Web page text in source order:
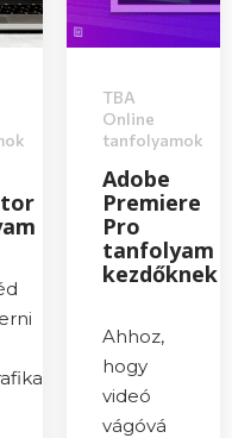
TBA
Online
tanfolyamok
Adobe
Premiere
Pro
tanfolyam
kezdőknek
Ahhoz,
hogy
videó
vágóvá